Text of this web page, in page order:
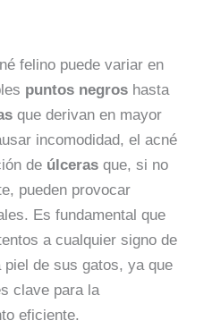
felino puede variar en
puntos negros hasta
que derivan en mayor
incomodidad, el acné
de úlcerasque, si no
pueden provocar
Es fundamental que
a cualquier signo de
de sus gatos, ya que
clave para la
eficiente.